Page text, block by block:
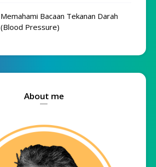
Memahami Bacaan Tekanan Darah
(Blood Pressure)
About me